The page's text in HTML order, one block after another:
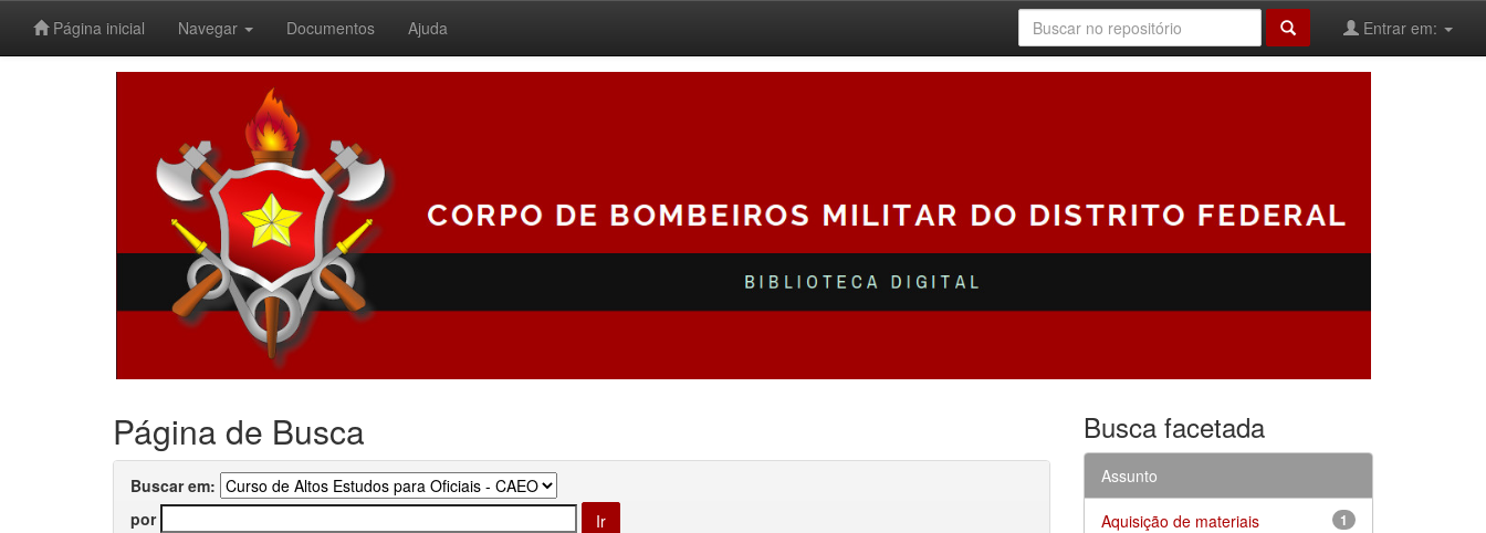
Página inicial Navegar Documentos Ajuda Entrar em:
Página de Busca
Buscar em:
por
Busca facetada
Assunto
1
Aquisição de materiais